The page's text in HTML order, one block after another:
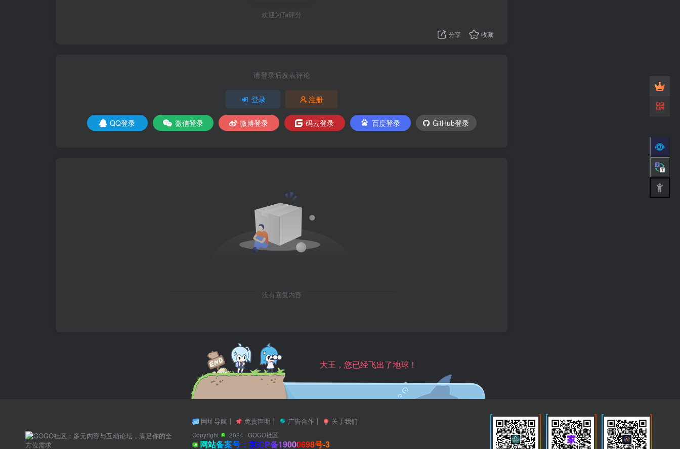
欢迎为Ta评分
分享 收藏
请登录后发表评论
登录 注册
QQ登录 微信登录 微博登录 码云登录 百度登录 GitHub登录
没有回复内容
大王，您已经飞出了地球！
网址导航 丨 免责声明 丨 广告合作 丨 关于我们
Copyright 2024 · GOGO社区
网站备案号：京ICP备19000698号-3